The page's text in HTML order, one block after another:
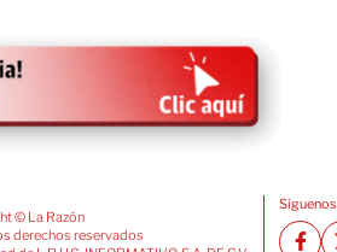
© La Razón
derechos reservados